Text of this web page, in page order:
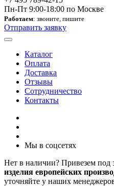
Пн-Пт 9:00-18:00 по Москве
Работаем: звоните, пишите
Отправить заявку
Каталог
Оплата
Доставка
Отзывы
Сотрудничество
Контакты
Мы в соцсетях
Нет в наличии? Привезем под
изделия европейских
уточняйте у наших